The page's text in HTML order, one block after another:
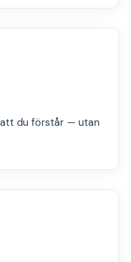
att du förstår — utan